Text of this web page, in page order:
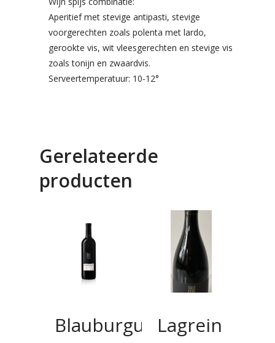
Aperitief met stevige antipasti, stevige
voorgerechten zoals polenta met lardo,
gerookte vis, wit vleesgerechten en stevige vis
zoals tonijn en zwaardvis.
Serveertemperatuur: 10-12°
Gerelateerde
producten
BlauburgunderLagrein